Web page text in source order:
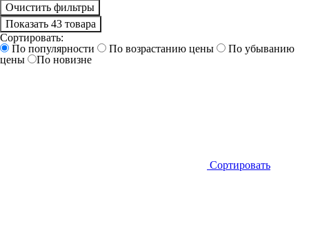
Очистить фильтры
Показать 43 товара
Сортировать:
По популярности
По возрастанию цены
По убыванию
цены
По новизне
Сортировать